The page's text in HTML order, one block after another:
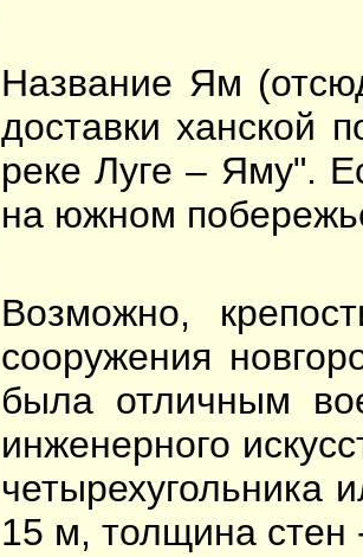
Название Ям
доставки ханской
реке Луге – Яму".
на южном
Возможно,
сооружения
была отличным
инженерного
четырехугольника
15 м, толщина стен